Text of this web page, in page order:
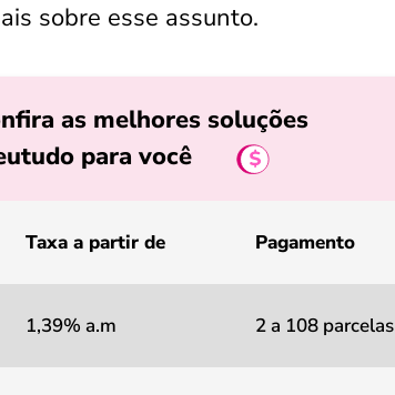
sobre esse assunto.
as melhores soluções
para você
Taxa a partir de Pagamento
1,39% a.m 2 a 108 parcelas